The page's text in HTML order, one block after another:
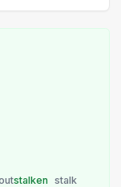
stalken
stalk